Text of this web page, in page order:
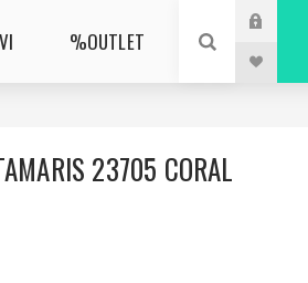
%OUTLET
23705 CORAL